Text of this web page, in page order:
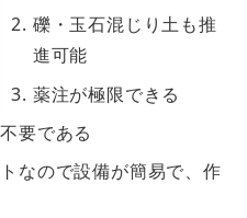
礫・玉石混じり土も推
進可能
薬注が極限できる
要である
なので設備が簡易で、作